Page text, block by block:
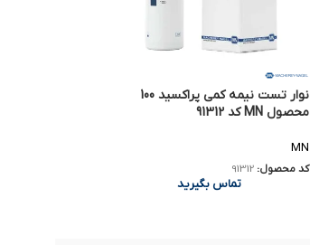
نوار تست نیمه کمی پراکسید 100
محصول MN کد 91312
MN
کد محصول:91312
تماس بگیرید